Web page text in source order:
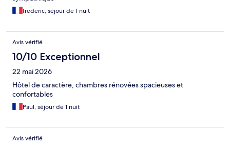
frederic, séjour de 1 nuit
Avis vérifié
10/10 Exceptionnel
22 mai 2026
Hôtel de caractère, chambres rénovées spacieuses et
confortables
Paul, séjour de 1 nuit
Avis vérifié